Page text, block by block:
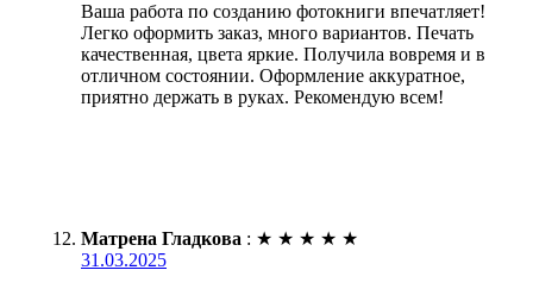
Ваша работа по созданию фотокниги впечатляет!
Легко оформить заказ, много вариантов. Печать
качественная, цвета яркие. Получила вовремя и в
отличном состоянии. Оформление аккуратное,
приятно держать в руках. Рекомендую всем!
Матрена Гладкова : ★ ★ ★ ★ ★
31.03.2025